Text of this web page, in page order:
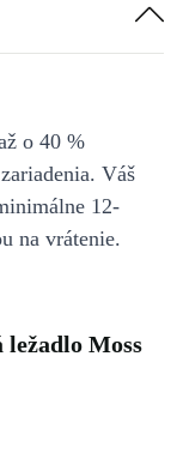
o 40 %
Váš
12-
na vrátenie.
Moss